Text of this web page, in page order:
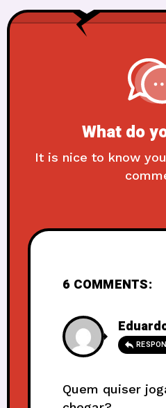
What do
It is nice to know
6 COMMENTS:
Quem quiser